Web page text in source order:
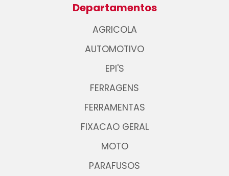
Departamentos
AGRICOLA
AUTOMOTIVO
EPI'S
FERRAGENS
FERRAMENTAS
FIXACAO GERAL
MOTO
PARAFUSOS